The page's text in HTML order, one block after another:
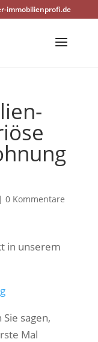
immobilienprofi.de
| 0 Kommentare
in unserem
sagen,
Mal